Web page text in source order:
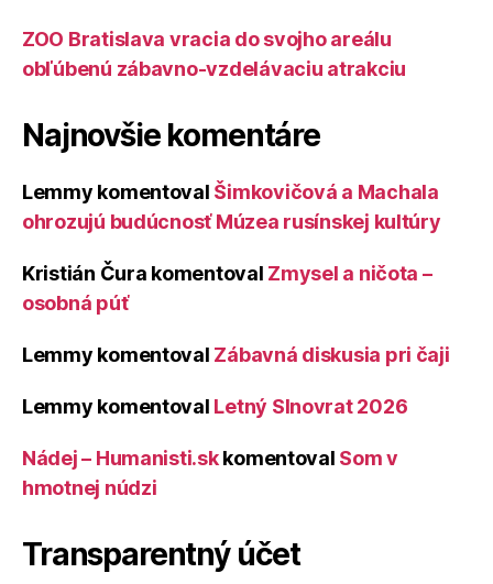
ZOO Bratislava vracia do svojho areálu
obľúbenú zábavno-vzdelávaciu atrakciu
Najnovšie komentáre
Lemmy komentoval Šimkovičová a Machala
ohrozujú budúcnosť Múzea rusínskej kultúry
Kristián Čura komentoval Zmysel a ničota –
osobná púť
Lemmy komentoval Zábavná diskusia pri čaji
Lemmy komentoval Letný Slnovrat 2026
Nádej – Humanisti.skkomentoval Som v
hmotnej núdzi
Transparentný účet